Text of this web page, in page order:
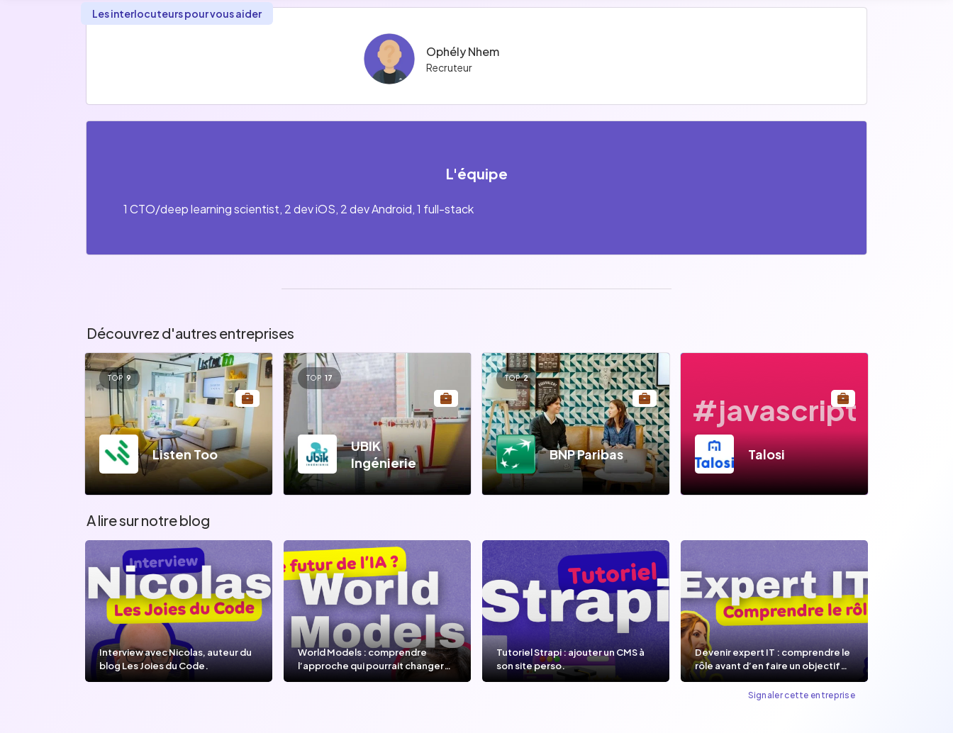
Les interlocuteurs pour vous aider
Ophély Nhem
Recruteur
L'équipe
1 CTO/deep learning scientist, 2 dev iOS, 2 dev Android, 1 full-stack
Découvrez d'autres entreprises
TOP 9
Listen Too
TOP 17
UBIK
Ingénierie
TOP 2
BNP Paribas
#javascript
Talosi
A lire sur notre blog
Interview avec Nicolas, auteur du
blog Les Joies du Code.
World Models : comprendre
l’approche qui pourrait changer
Tutoriel Strapi : ajouter un CMS à
son site perso.
Devenir expert IT : comprendre le
rôle avant d’en faire un objectif
de carrière.
Signaler cette entreprise